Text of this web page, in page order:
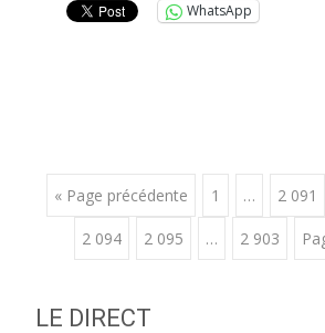
WhatsApp
Posts
navigation
« Page précédente 1 … 2 091
2 094 2 095 … 2 903
LE DIRECT